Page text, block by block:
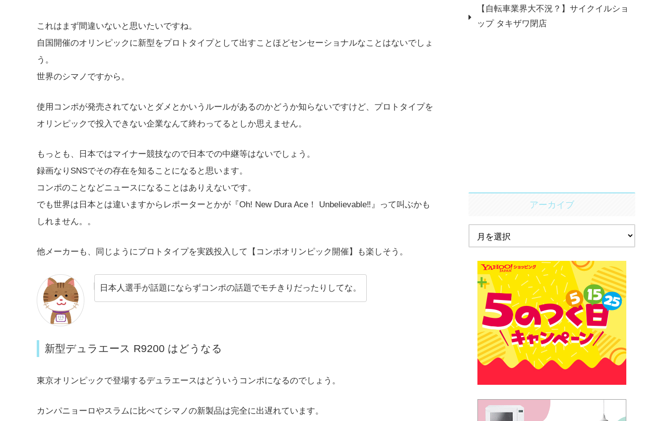
これはまず間違いないと思いたいですね。
自国開催のオリンピックに新型をプロトタイプとして出すことほどセンセーショナルなことはないでしょ
う。
世界のシマノですから。
使用コンポが発売されてないとダメとかいうルールがあるのかどうか知らないですけど、プロトタイプを
オリンピックで投入できない企業なんて終わってるとしか思えません。
もっとも、日本ではマイナー競技なので日本での中継等はないでしょう。
録画なりSNSでその存在を知ることになると思います。
コンポのことなどニュースになることはありえないです。
でも世界は日本とは違いますからレポーターとかが『Oh! New Dura Ace！ Unbelievable‼』って叫ぶかも
しれません。。
他メーカーも、同じようにプロトタイプを実践投入して【コンポオリンピック開催】も楽しそう。
日本人選手が話題にならずコンポの話題でモチきりだったりしてな。
新型デュラエース R9200 はどうなる
東京オリンピックで登場するデュラエースはどういうコンポになるのでしょう。
カンパニョーロやスラムに比べてシマノの新製品は完全に出遅れています。
【自転車業界大不況？】サイクイルショ
ップ タキザワ閉店
アーカイブ